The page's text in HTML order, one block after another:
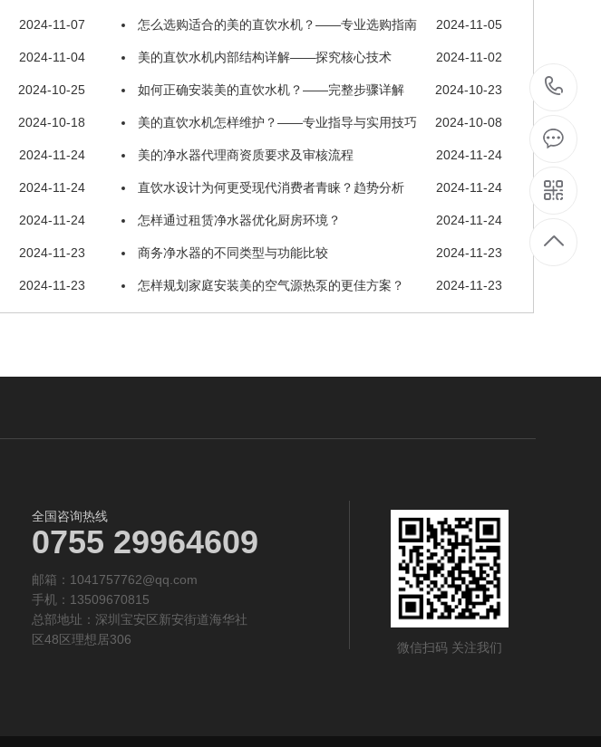
2024-11-07 2024-11-05
怎么选购适合的美的直饮水机？——专业选购指南
2024-11-04 2024-11-02
美的直饮水机内部结构详解——探究核心技术
2024-10-25 2024-10-23
如何正确安装美的直饮水机？——完整步骤详解
2024-10-18 2024-10-08
美的直饮水机怎样维护？——专业指导与实用技巧
2024-11-24 2024-11-24
美的净水器代理商资质要求及审核流程
2024-11-24 2024-11-24
直饮水设计为何更受现代消费者青睐？趋势分析
2024-11-24 2024-11-24
怎样通过租赁净水器优化厨房环境？
2024-11-23 2024-11-23
商务净水器的不同类型与功能比较
2024-11-23 2024-11-23
怎样规划家庭安装美的空气源热泵的更佳方案？
微信扫码 关注我们
全国咨询热线
0755 29964609
邮箱：1041757762@qq.com
手机：13509670815
总部地址：深圳宝安区新安街道海华社
区48区理想居306